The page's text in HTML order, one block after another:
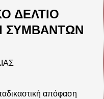
ΔΕΛΤΙΟ
ΣΥΜΒΑΝΤΩΝ
απόφαση